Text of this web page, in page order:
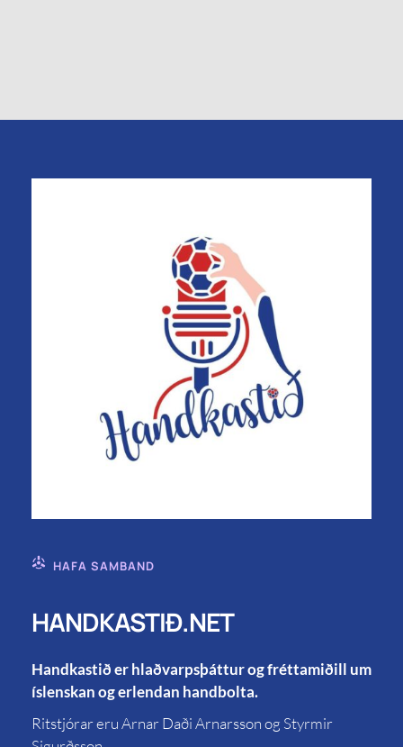
HAFA SAMBAND
HANDKASTIÐ.NET
Handkastið er hlaðvarpsþáttur og fréttamiðill um
íslenskan og erlendan handbolta.
Ritstjórar eru Arnar Daði Arnarsson og Styrmir